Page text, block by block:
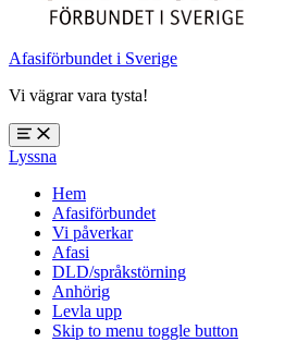
Afasiförbundet i Sverige
Vi vägrar vara tysta!
Öppna
meny:
%s
Lyssna
Hem
Afasiförbundet
Vi påverkar
Afasi
DLD/språkstörning
Anhörig
Levla upp
Skip to menu toggle button